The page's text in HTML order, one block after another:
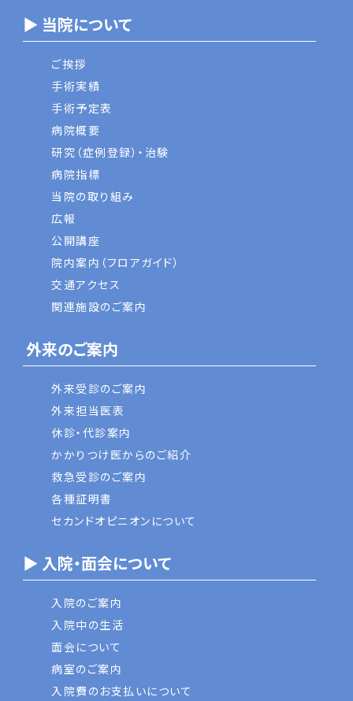
▶ 当院について
ご挨拶
手術実績
手術予定表
病院概要
研究（症例登録）・治験
病院指標
当院の取り組み
広報
公開講座
院内案内（フロアガイド）
交通アクセス
関連施設のご案内
外来のご案内
外来受診のご案内
外来担当医表
休診・代診案内
かかりつけ医からのご紹介
救急受診のご案内
各種証明書
セカンドオピニオンについて
▶ 入院・面会について
入院のご案内
入院中の生活
面会について
病室のご案内
入院費のお支払いについて